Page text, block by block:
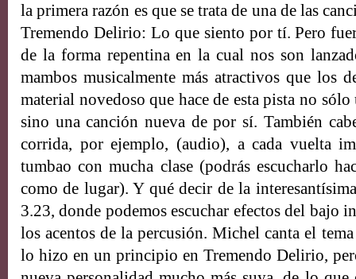
la primera razón es que se trata de una de las
Tremendo Delirio: Lo que siento por tí. Pero
de la forma repentina en la cual nos son
mambos musicalmente más atractivos que los
material novedoso que hace de esta pista no
sino una canción nueva de por sí. También
corrida, por ejemplo, (audio), a cada vuelta
tumbao con mucha clase (podrás escucharlo
como de lugar). Y qué decir de la
3.23, donde podemos escuchar efectos del bajo
los acentos de la percusión. Michel canta el
lo hizo en un principio en Tremendo Delirio,